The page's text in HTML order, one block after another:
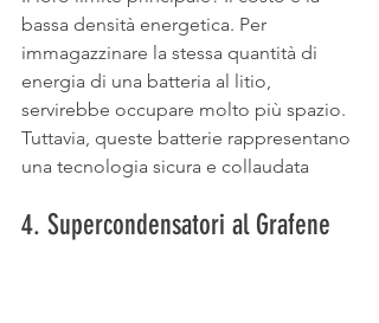
bassa densità energetica. Per
immagazzinare la stessa quantità di
energia di una batteria al litio,
servirebbe occupare molto più spazio.
Tuttavia, queste batterie rappresentano
una tecnologia sicura e collaudata
4. Supercondensatori al Grafene